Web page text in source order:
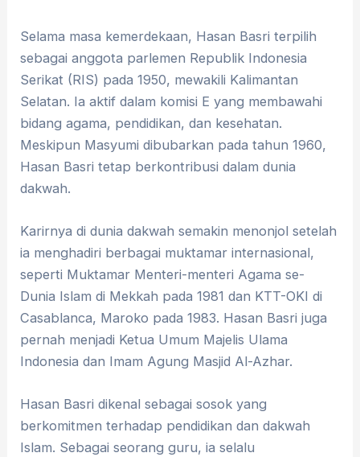
Selama masa kemerdekaan, Hasan Basri terpilih
sebagai anggota parlemen Republik Indonesia
Serikat (RIS) pada 1950, mewakili Kalimantan
Selatan. Ia aktif dalam komisi E yang membawahi
bidang agama, pendidikan, dan kesehatan.
Meskipun Masyumi dibubarkan pada tahun 1960,
Hasan Basri tetap berkontribusi dalam dunia
dakwah.
Karirnya di dunia dakwah semakin menonjol setelah
ia menghadiri berbagai muktamar internasional,
seperti Muktamar Menteri-menteri Agama se-
Dunia Islam di Mekkah pada 1981 dan KTT-OKI di
Casablanca, Maroko pada 1983. Hasan Basri juga
pernah menjadi Ketua Umum Majelis Ulama
Indonesia dan Imam Agung Masjid Al-Azhar.
Hasan Basri dikenal sebagai sosok yang
berkomitmen terhadap pendidikan dan dakwah
Islam. Sebagai seorang guru, ia selalu